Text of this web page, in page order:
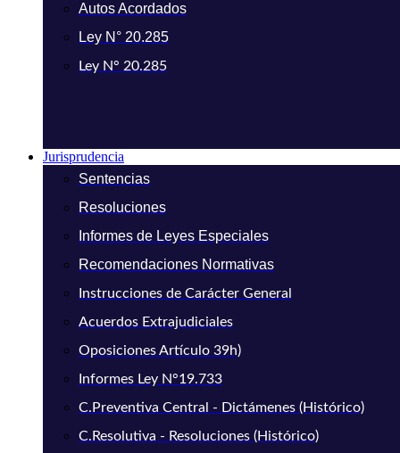
Autos Acordados
Ley N° 20.285
Ley N° 20.285
Jurisprudencia
Sentencias
Resoluciones
Informes de Leyes Especiales
Recomendaciones Normativas
Instrucciones de Carácter General
Acuerdos Extrajudiciales
Oposiciones Artículo 39h)
Informes Ley N°19.733
C.Preventiva Central - Dictámenes (Histórico)
C.Resolutiva - Resoluciones (Histórico)